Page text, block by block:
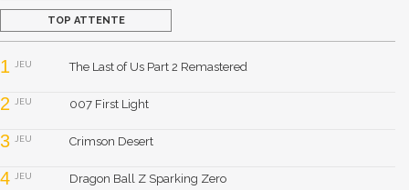
TOP ATTENTE
1 JEU The Last of Us Part 2 Remastered
2 JEU 007 First Light
3 JEU Crimson Desert
4 JEU Dragon Ball Z Sparking Zero